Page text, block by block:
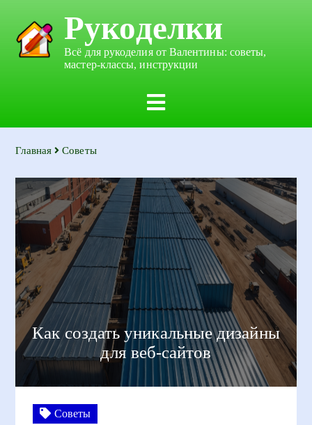
Рукоделки
Всё для рукоделия от Валентины: советы,
мастер-классы, инструкции
Главная Советы
Как создать уникальные дизайны
для веб-сайтов
Советы